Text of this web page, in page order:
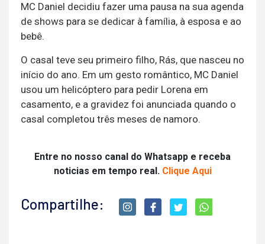
MC Daniel decidiu fazer uma pausa na sua agenda
de shows para se dedicar à família, à esposa e ao
bebê.
O casal teve seu primeiro filho, Rás, que nasceu no
início do ano. Em um gesto romântico, MC Daniel
usou um helicóptero para pedir Lorena em
casamento, e a gravidez foi anunciada quando o
casal completou três meses de namoro.
Entre no nosso canal do Whatsapp e receba
noticias em tempo real. Clique Aqui
Compartilhe: